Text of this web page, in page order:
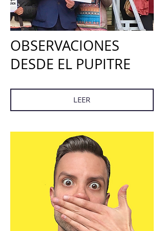
OBSERVACIONES
DESDE EL PUPITRE
LEER